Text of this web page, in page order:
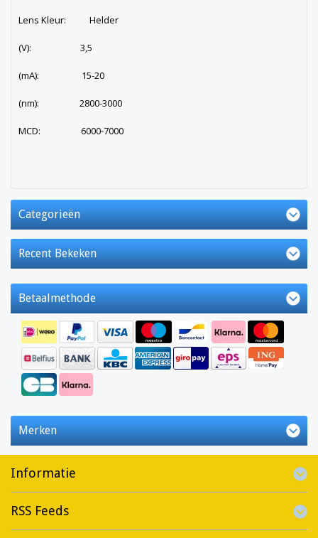
Lens Kleur: Helder
(V): 3,5
(mA): 15-20
(nm): 2800-3000
MCD: 6000-7000
Categorieën
Recent Bekeken
Betaalmethode
Merken
Informatie
RSS Feeds